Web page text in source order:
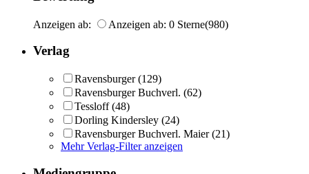
Anzeigen ab: Anzeigen ab: 0 Sterne(980)
Verlag
Ravensburger (129)
Ravensburger Buchverl. (62)
Tessloff (48)
Dorling Kindersley (24)
Ravensburger Buchverl. Maier (21)
Mehr Verlag-Filter anzeigen